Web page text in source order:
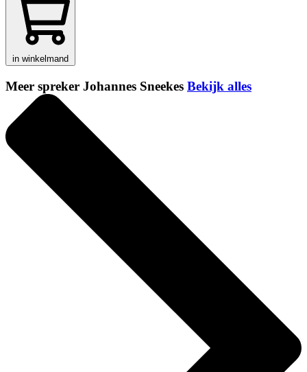
in winkelmand
Meer spreker Johannes Sneekes Bekijk alles